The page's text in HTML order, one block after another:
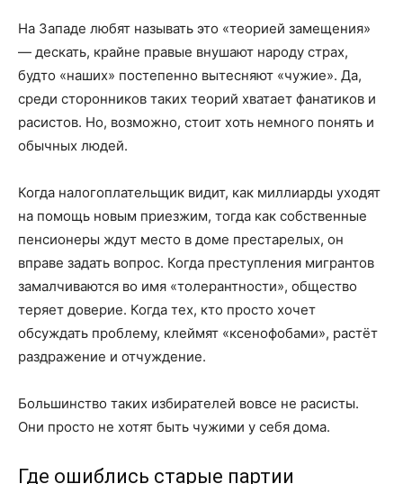
На Западе любят называть это «теорией замещения»
— дескать, крайне правые внушают народу страх,
будто «наших» постепенно вытесняют «чужие». Да,
среди сторонников таких теорий хватает фанатиков и
расистов. Но, возможно, стоит хоть немного понять и
обычных людей.
Когда налогоплательщик видит, как миллиарды уходят
на помощь новым приезжим, тогда как собственные
пенсионеры ждут место в доме престарелых, он
вправе задать вопрос. Когда преступления мигрантов
замалчиваются во имя «толерантности», общество
теряет доверие. Когда тех, кто просто хочет
обсуждать проблему, клеймят «ксенофобами», растёт
раздражение и отчуждение.
Большинство таких избирателей вовсе не расисты.
Они просто не хотят быть чужими у себя дома.
Где ошиблись старые партии